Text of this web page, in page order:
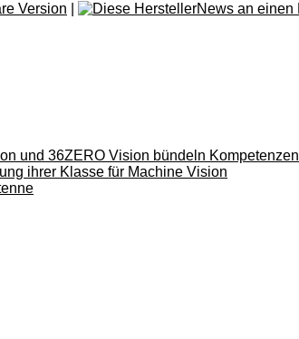
und 36ZERO Vision bündeln Kompetenzen
ihrer Klasse für Machine Vision